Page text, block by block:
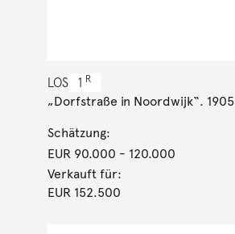
LOS 1 R
„Dorfstraße in Noordwijk“. 1905
Schätzung:
EUR 90.000 - 120.000
Verkauft für:
EUR 152.500